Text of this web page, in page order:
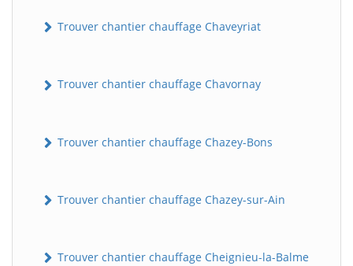
Trouver chantier chauffage Chaveyriat
Trouver chantier chauffage Chavornay
Trouver chantier chauffage Chazey-Bons
Trouver chantier chauffage Chazey-sur-Ain
Trouver chantier chauffage Cheignieu-la-Balme